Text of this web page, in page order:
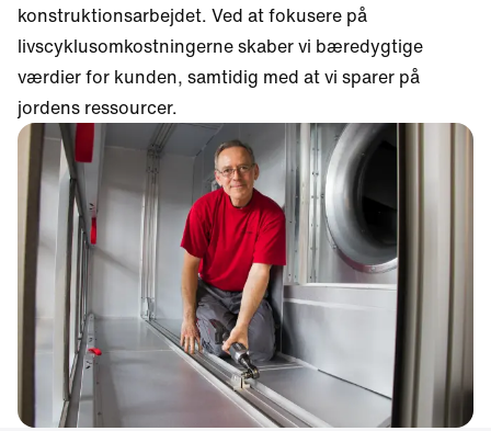
konstruktionsarbejdet. Ved at fokusere på
livscyklusomkostningerne skaber vi bæredygtige
værdier for kunden, samtidig med at vi sparer på
jordens ressourcer.